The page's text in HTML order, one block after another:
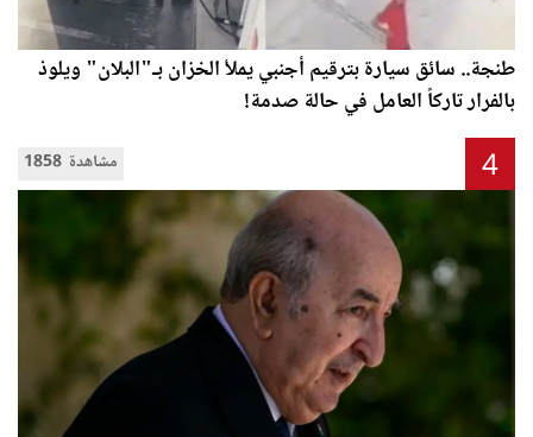
طنجة.. سائق سيارة بترقيم أجنبي يملأ الخزان بـ"البلان" ويلوذ
بالفرار تاركاً العامل في حالة صدمة!
1858 مشاهدة 4